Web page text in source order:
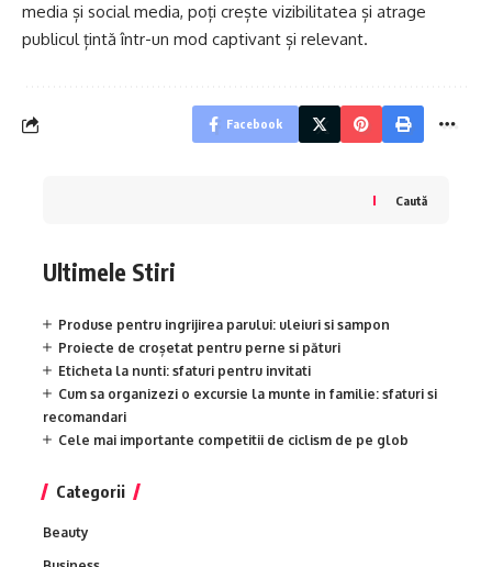
media și social media, poți crește vizibilitatea și atrage
publicul țintă într-un mod captivant și relevant.
Facebook
Caută
Ultimele Stiri
Produse pentru ingrijirea parului: uleiuri si sampon
Proiecte de croșetat pentru perne si pături
Eticheta la nunti: sfaturi pentru invitati
Cum sa organizezi o excursie la munte in familie: sfaturi si
recomandari
Cele mai importante competitii de ciclism de pe glob
Categorii
Beauty